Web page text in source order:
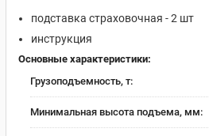
подставка страховочная - 2 шт
инструкция
Основные характеристики:
Грузоподъемность, т:
Минимальная высота подъема, мм: